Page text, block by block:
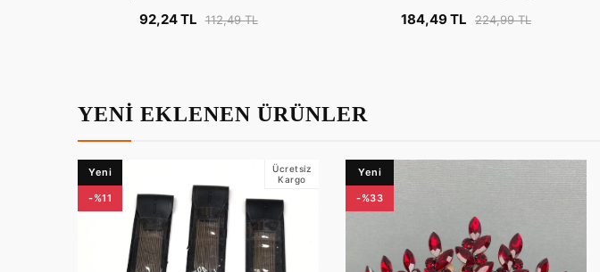
92,24 TL 112,49 TL 184,49 TL 224,99 TL
YENİ EKLENEN ÜRÜNLER
Yeni
-%11
Ücretsiz
Kargo
Yeni
-%33